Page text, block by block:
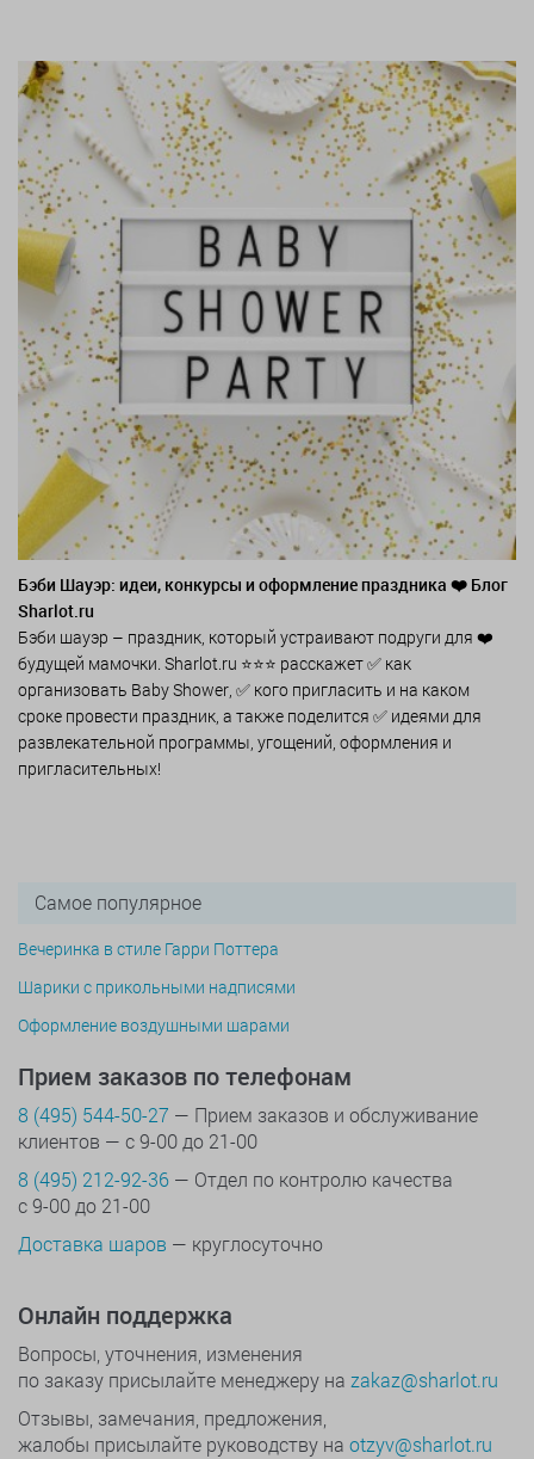
Бэби Шауэр: идеи, конкурсы и оформление праздника ❤️ Блог
Sharlot.ru
Бэби шауэр – праздник, который устраивают подруги для ❤️
будущей мамочки. Sharlot.ru ⭐⭐⭐ расскажет ✅ как
организовать Baby Shower, ✅ кого пригласить и на каком
сроке провести праздник, а также поделится ✅ идеями для
развлекательной программы, угощений, оформления и
пригласительных!
Самое популярное
Вечеринка в стиле Гарри Поттера
Шарики с прикольными надписями
Оформление воздушными шарами
Прием заказов по телефонам
8 (495) 544-50-27 — Прием заказов и обслуживание
клиентов — с 9-00 до 21-00
8 (495) 212-92-36 — Отдел по контролю качества
с 9-00 до 21-00
Доставка шаров — круглосуточно
Онлайн поддержка
Вопросы, уточнения, изменения
по заказу присылайте менеджеру на zakaz@sharlot.ru
Отзывы, замечания, предложения,
жалобы присылайте руководству на otzyv@sharlot.ru